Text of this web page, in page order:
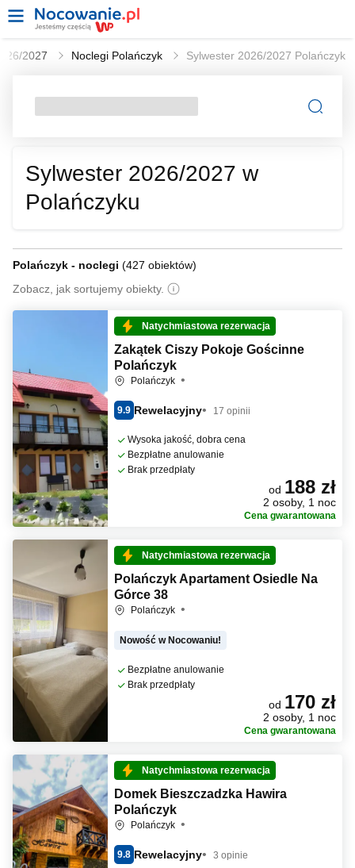
2027 Noclegi Polańczyk Sylwester 2026/2027 Polańczyk
Sylwester 2026/2027 w
Polańczyku
Polańczyk - noclegi (427 obiektów)
Zobacz, jak sortujemy obiekty.
Natychmiastowa rezerwacja
Zakątek Ciszy Pokoje Gościnne
Polańczyk
Polańczyk
9.9 Rewelacyjny 17 opinii
Wysoka jakość, dobra cena
Bezpłatne anulowanie
Brak przedpłaty
od 188 zł
2 osoby, 1 noc
Cena gwarantowana
Natychmiastowa rezerwacja
Polańczyk Apartament Osiedle Na
Górce 38
Polańczyk
Nowość w Nocowaniu!
Bezpłatne anulowanie
Brak przedpłaty
od 170 zł
2 osoby, 1 noc
Cena gwarantowana
Natychmiastowa rezerwacja
Domek Bieszczadzka Hawira
Polańczyk
Polańczyk
9.8 Rewelacyjny 3 opinie